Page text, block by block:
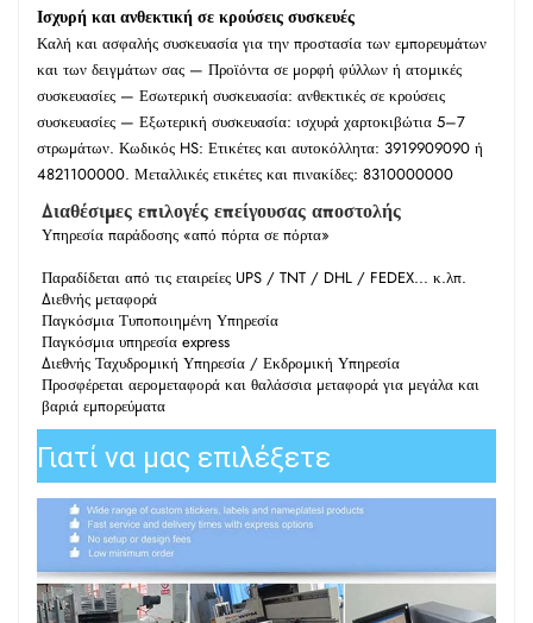
Ισχυρή και ανθεκτική σε κρούσεις συσκευές
Καλή και ασφαλής συσκευασία για την προστασία των εμπορευμάτων
και των δειγμάτων σας — Προϊόντα σε μορφή φύλλων ή ατομικές
συσκευασίες — Εσωτερική συσκευασία: ανθεκτικές σε κρούσεις
συσκευασίες — Εξωτερική συσκευασία: ισχυρά χαρτοκιβώτια 5–7
στρωμάτων. Κωδικός HS: Ετικέτες και αυτοκόλλητα: 3919909090 ή
4821100000. Μεταλλικές ετικέτες και πινακίδες: 8310000000
Διαθέσιμες επιλογές επείγουσας αποστολής
Υπηρεσία παράδοσης «από πόρτα σε πόρτα»
Παραδίδεται από τις εταιρείες UPS / TNT / DHL / FEDEX... κ.λπ.
Διεθνής μεταφορά
Παγκόσμια Τυποποιημένη Υπηρεσία
Παγκόσμια υπηρεσία express
Διεθνής Ταχυδρομική Υπηρεσία / Εκδρομική Υπηρεσία
Προσφέρεται αερομεταφορά και θαλάσσια μεταφορά για μεγάλα και
βαριά εμπορεύματα
Γιατί να μας επιλέξετε